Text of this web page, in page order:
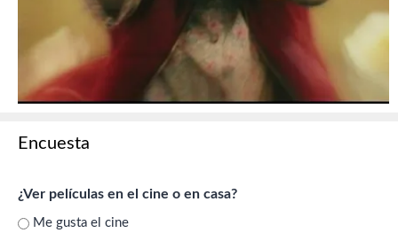
Encuesta
¿Ver películas en el cine o en casa?
Me gusta el cine